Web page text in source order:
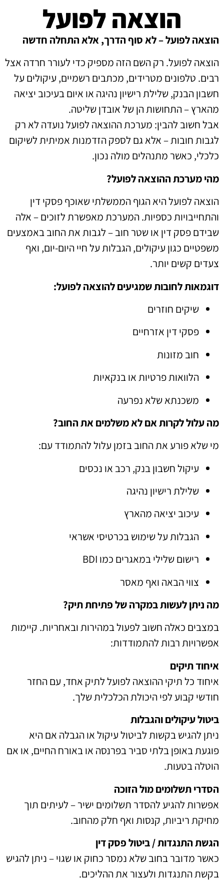
הוצאה לפועל
הוצאה לפועל – לא סוף הדרך, אלא התחלה חדשה
הוצאה לפועל. רק השם הזה מספיק כדי לעורר חרדה אצל
רבים. טלפונים מטרידים, מכתבים רשמיים, עיקולים על
חשבון הבנק, שלילת רישיון נהיגה או איום בעיכוב יציאה
מהארץ – התחושות הן של אובדן שליטה.
אבל חשוב להבין: מערכת ההוצאה לפועל נועדה לא רק
לגבות חובות – אלא גם לספק הזדמנות אמיתית לשיקום
כלכלי, כאשר מתנהלים מולה נכון.
מהי מערכת ההוצאה לפועל?
הוצאה לפועל היא הגוף הממשלתי שאוכף פסקי דין
והתחייבויות כספיות. המערכת מאפשרת לזוכים – אלה
שבידם פסק דין או שטר חוב – לגבות את החוב באמצעים
משפטיים כגון עיקולים, הגבלות על חיי היום-יום, ואף
צעדים קשים יותר.
דוגמאות לחובות שמגיעים להוצאה לפועל:
שיקים חוזרים
פסקי דין אזרחיים
חוב מזונות
הלוואות פרטיות או בנקאיות
משכנתא שלא נפרעה
מה עלול לקרות אם לא משלמים את החוב?
מי שלא פורע את החוב בזמן עלול להתמודד עם:
עיקול חשבון בנק, רכב או נכסים
שלילת רישיון נהיגה
עיכוב יציאה מהארץ
הגבלות על שימוש בכרטיסי אשראי
רישום שלילי במאגרים כמו BDI
צווי הבאה ואף מאסר
מה ניתן לעשות במקרה של פתיחת תיק?
במצבים כאלה חשוב לפעול במהירות ובאחריות. קיימות
אפשרויות רבות להתמודדות:
איחוד תיקים
איחוד כל תיקי ההוצאה לפועל לתיק אחד, עם החזר
חודשי קבוע לפי היכולת הכלכלית שלך.
ביטול עיקולים והגבלות
ניתן להגיש בקשות לביטול עיקול או הגבלה אם היא
פוגעת באופן בלתי סביר בפרנסה או באורח החיים, או אם
הוטלה בטעות.
הסדרי תשלומים מול הזוכה
אפשרות להגיע להסדר תשלומים ישיר – לעיתים תוך
מחיקת ריביות, קנסות ואף חלק מהחוב.
הגשת התנגדות / ביטול פסק דין
כאשר מדובר בחוב שלא נמסר כחוק או שגוי – ניתן להגיש
בקשת התנגדות ולעצור את ההליכים.